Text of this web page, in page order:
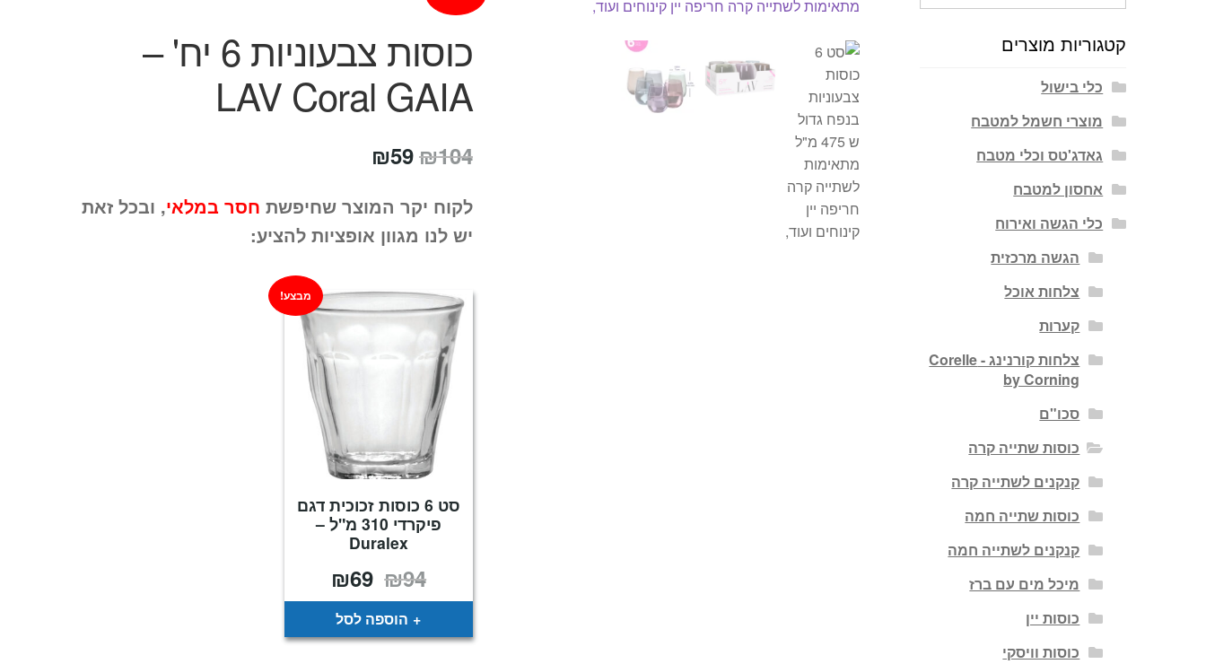
כוסות צבעוניות 6 יח' –
LAV Coral GAIA
₪104
המחיר
היה:
₪104.
₪59
הוא:
₪59.
לקוח יקר המוצר שחיפשת חסר במלאי, ובכל זאת
יש לנו מגוון אופציות להציע:
סט 6 כוסות זכוכית דגם
פיקרדי 310 מ"ל –
Duralex
מבצע!
₪94 המחיר
המקורי
היה:
₪69
הוא:
הוספה לסל
קטגוריות מוצרים
כלי בישול
מוצרי חשמל למטבח
גאדג'טס וכלי מטבח
אחסון למטבח
כלי הגשה ואירוח
הגשה מרכזית
צלחות אוכל
קערות
צלחות קורנינג - Corelle
by Corning
סכו"ם
כוסות שתייה קרה
קנקנים לשתייה קרה
כוסות שתייה חמה
קנקנים לשתייה חמה
מיכל מים עם ברז
כוסות יין
כוסות וויסקי